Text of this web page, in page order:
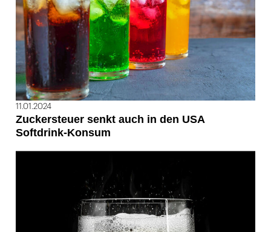
11.01.2024
Zuckersteuer senkt auch in den USA
Softdrink-Konsum